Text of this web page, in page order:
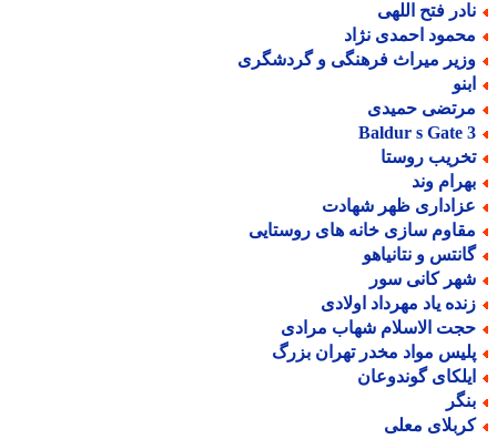
فتح اللهی
احمدی نژاد
میراث فرهنگی و گردشگری
حمیدی
Baldur s Gate
روستا
وند
ظهر شهادت
سازی خانه های روستایی
و نتانیاهو
کانی سور
یاد مهرداد اولادی
الاسلام شهاب مرادی
مواد مخدر تهران بزرگ
گوندوعان
معلی